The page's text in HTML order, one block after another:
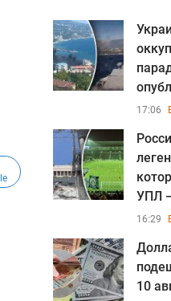
17:06
УПЛ
16:29
10